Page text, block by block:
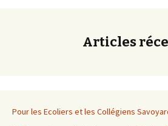
Articles
Pour les Ecoliers et les Collégiens